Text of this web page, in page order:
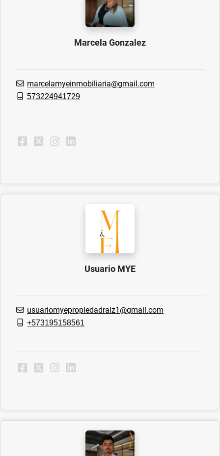
Marcela Gonzalez
marcelamyeinmobiliaria@gmail.com
573224941729
Usuario MYE
usuariomyepropiedadraiz1@gmail.com
+573195158561